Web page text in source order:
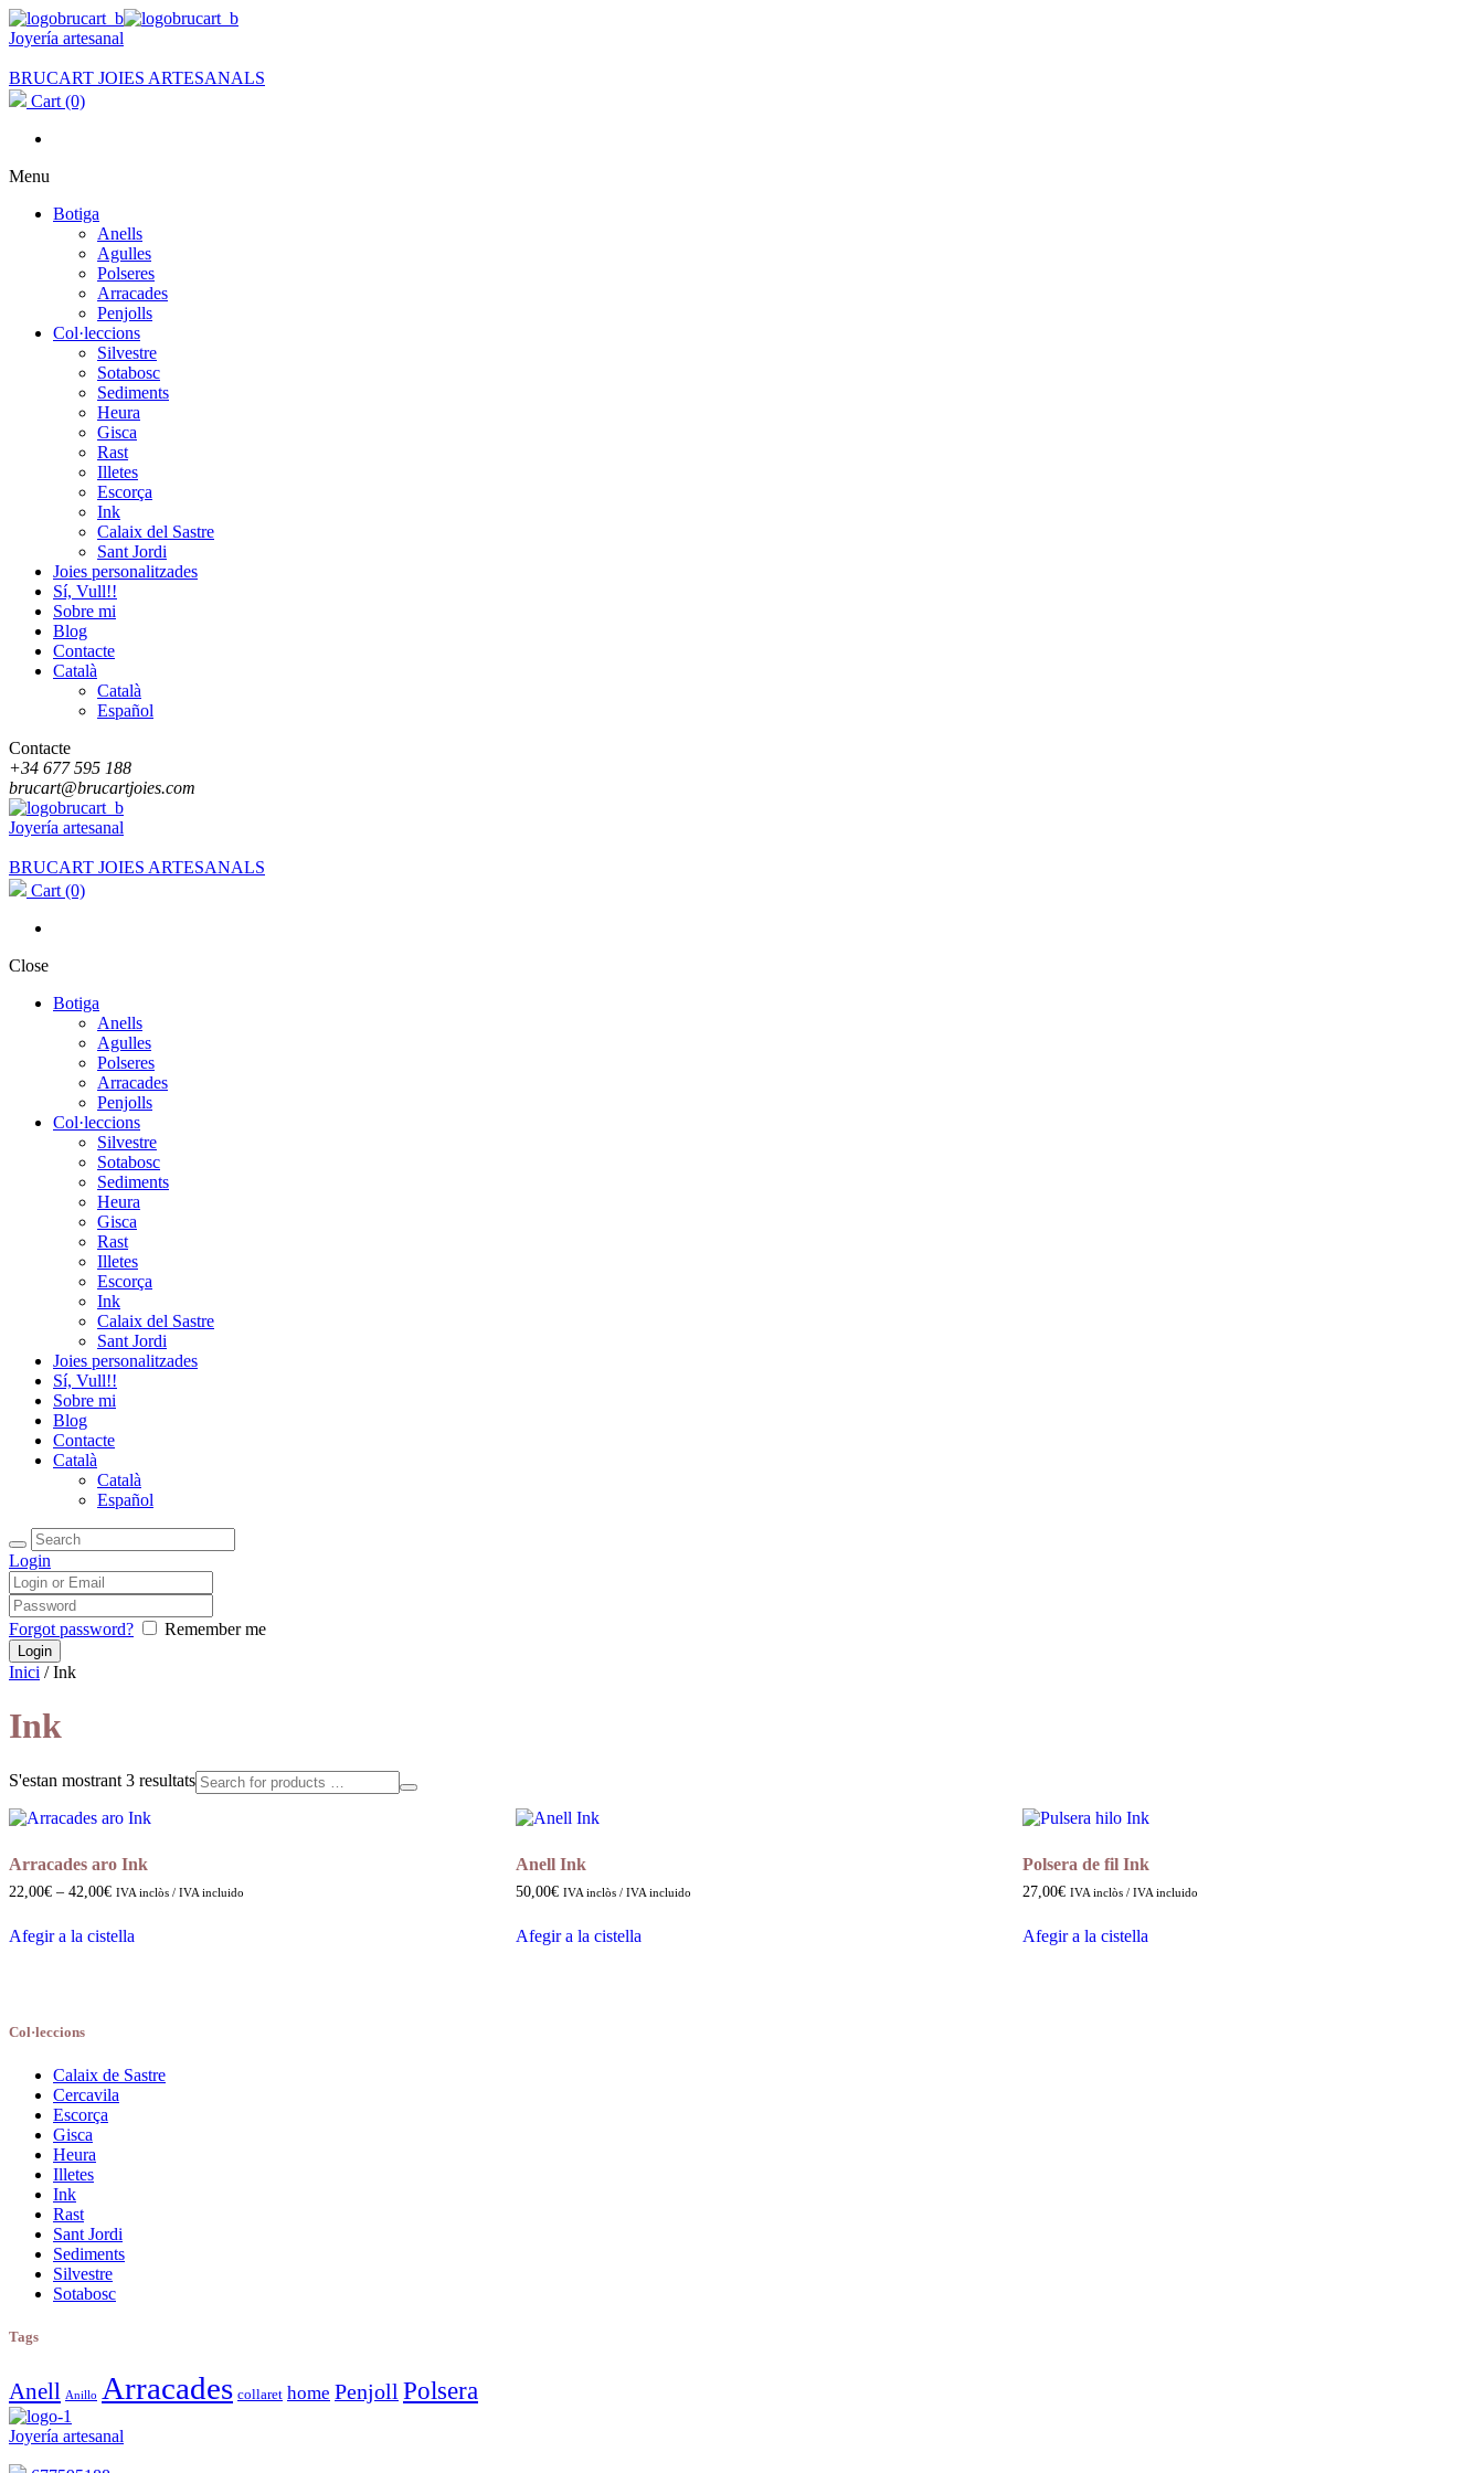
Joyería artesanal
BRUCART JOIES ARTESANALS
Cart (0)
Menu
Botiga
Anells
Agulles
Polseres
Arracades
Penjolls
Col·leccions
Silvestre
Sotabosc
Sediments
Heura
Gisca
Rast
Illetes
Escorça
Ink
Calaix del Sastre
Sant Jordi
Joies personalitzades
Sí, Vull!!
Sobre mi
Blog
Contacte
Català
Català
Español
Contacte
+34 677 595 188
brucart@brucartjoies.com
Joyería artesanal
BRUCART JOIES ARTESANALS
Cart (0)
Close
Botiga
Anells
Agulles
Polseres
Arracades
Penjolls
Col·leccions
Silvestre
Sotabosc
Sediments
Heura
Gisca
Rast
Illetes
Escorça
Ink
Calaix del Sastre
Sant Jordi
Joies personalitzades
Sí, Vull!!
Sobre mi
Blog
Contacte
Català
Català
Español
Login
Forgot password? Remember me
Inici / Ink
Ink
S'estan mostrant 3 resultatsOrdenat
per
Arracades aro Ink
22,00€ – 42,00€Interval
22,00€
IVA inclòs / IVA incluido
Afegir a la cistella
variants.
opcions
poden
pàgina
producte
Anell Ink
50,00€ IVA inclòs / IVA incluido
Afegir a la cistella
Polsera de fil Ink
27,00€ IVA inclòs / IVA incluido
Afegir a la cistella
Col·leccions
Calaix de Sastre
Cercavila
Escorça
Gisca
Heura
Illetes
Ink
Rast
Sant Jordi
Sediments
Silvestre
Sotabosc
Tags
Anell Anillo Arracades collaret home Penjoll Polsera
Joyería artesanal